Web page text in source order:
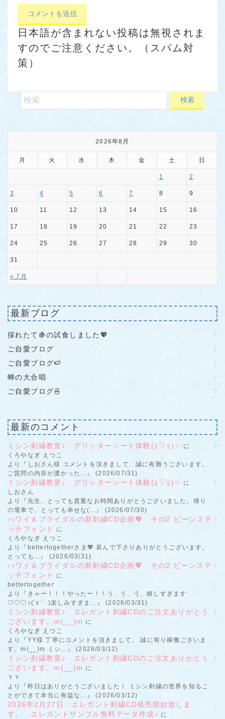
日本語が含まれない投稿は無視されま
すのでご注意ください。（スパム対
策）
2026年8月
月 火 水 木 金 土 日
« 7月
1 2
3 4 5 6 7 8 9
10 11 12 13 14 15 16
17 18 19 20 21 22 23
24 25 26 27 28 29 30
31
最新ブログ
採れたて🍇の試食しました💖
ご自愛ブログ
ご自愛ブログ🍉
蝉の大合唱
ご自愛ブログ🍜
最新のコメント
ミシン刺繍教室♪ グリッターシート体験(≧▽≦)✨ に
くろやなぎ えつこ
より『しおさん様 コメントを頂きまして、誠に有難うございます。
ご質問の内容が濃かった...』 (2026/07/31)
ミシン刺繍教室♪ グリッターシート体験(≧▽≦)✨ に
しおさん
より『先生、とっても貴重なお時間ありがとうございました。帰り
の電車で、とっても幸せな(...』 (2026/07/30)
ハワイ＆ブライダルの新刺繍CD企画💖 その2 ビーンステ
ッチフォント
に
くろやなぎ えつこ
より『bettertogetherさま💖 喜んで下さりありがとうございます。
とっても...』 (2026/03/31)
ハワイ＆ブライダルの新刺繍CD企画💖 その2 ビーンステ
ッチフォント
に
bettertogether
より『きゃー！！！やったー！！う、う、う、嬉しすぎます
♡♡♡♪(´ε｀ )楽しみすぎま...』 (2026/03/31)
ミシン刺繍教室♪ エレガント刺繍CDのご注文ありがとう
ございます。m(__)m に
くろやなぎ えつこ
より『YY様 丁寧にコメントを頂きまして、 誠に有り稼働ございま
す。m(__)m ミシ...』 (2026/03/12)
ミシン刺繍教室♪ エレガント刺繍CDのご注文ありがとう
ございます。m(__)m に
ＹＹ
より『昨日はありがとうございました！ ミシン刺繍の世界を知るこ
とができて本当に有益な...』 (2026/03/12)
2026年2月27日 エレガント刺繍CD発売開始致しま
す。 エレガントサンプル無料データ作成♪ に